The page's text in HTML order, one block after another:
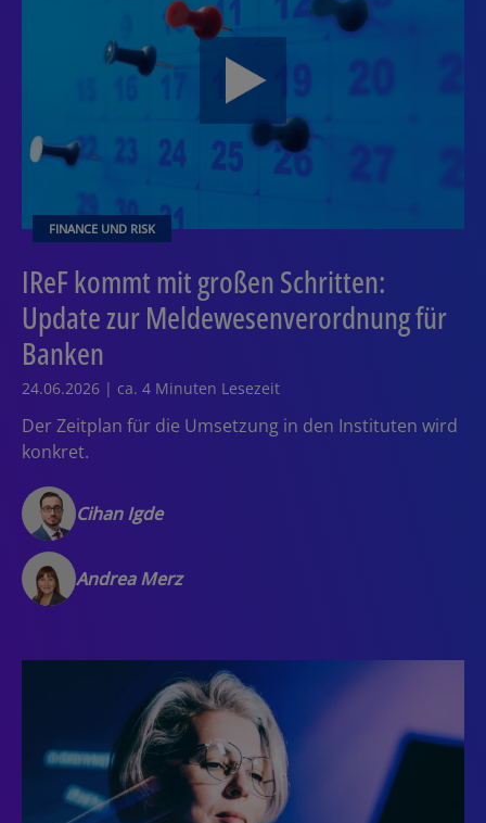
FINANCE UND RISK
IReF kommt mit großen Schritten:
Update zur Meldewesenverordnung für
Banken
24.06.2026 | ca. 4 Minuten Lesezeit
Der Zeitplan für die Umsetzung in den Instituten wird
konkret.
Cihan Igde
Andrea Merz